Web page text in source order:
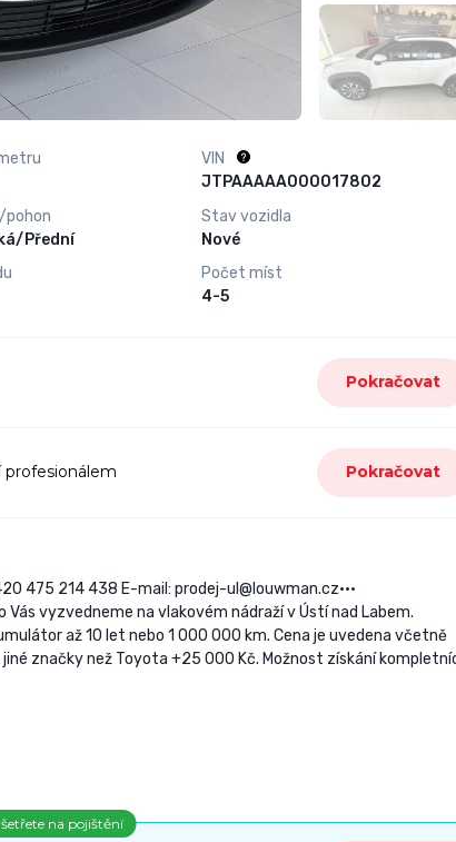
pohon
Přední
VIN
JTPAAAAA000017802
Stav vozidla
Nové
Počet míst
4-5
Pokračovat
profesionálem Pokračovat
475 214 438 E-mail: prodej-ul@louwman.cz•••
Vás vyzvedneme na vlakovém nádraží v Ústí nad Labem.
až 10 let nebo 1 000 000 km. Cena je uvedena včetně
značky než Toyota +25 000 Kč. Možnost získání
na pojištění